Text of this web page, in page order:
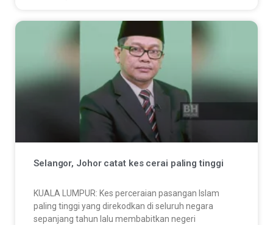
Selangor, Johor catat kes cerai paling tinggi
KUALA LUMPUR: Kes perceraian pasangan Islam
paling tinggi yang direkodkan di seluruh negara
sepanjang tahun lalu membabitkan negeri